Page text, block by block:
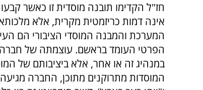
חז"ל הקדימו תובנה מוסדית זו כאשר
אינה דמות כריזמטית מקרית, אלא
המערכת והמבנה המוסדי הציבורי הם
הפרטי העומד בראשם. עוצמתה של חברה
במנהיג זה או אחר, אלא ביציבותם של
המוסדות מתרוקנים מתוכן, החברה